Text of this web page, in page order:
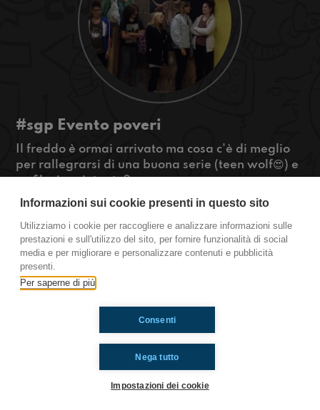
#sgp Evento poveri
Il freddo è ormai arrivato ma cosa c'è di meglio
per rallegrarsi di una buona serie (teen wolf😍) e
un film inquietante?
Come c'entrano secondo voi i Coldplay e la
#OkkinSu
Sangiovanni In Persiceto
Ti è piaciuto? Condividilo!
Informazioni sui cookie presenti in questo sito
Utilizziamo i cookie per raccogliere e analizzare informazioni sulle
prestazioni e sull'utilizzo del sito, per fornire funzionalità di social
media e per migliorare e personalizzare contenuti e pubblicità
presenti.
Per saperne di più
Nega tutto
Consenti
Impostazioni dei cookie